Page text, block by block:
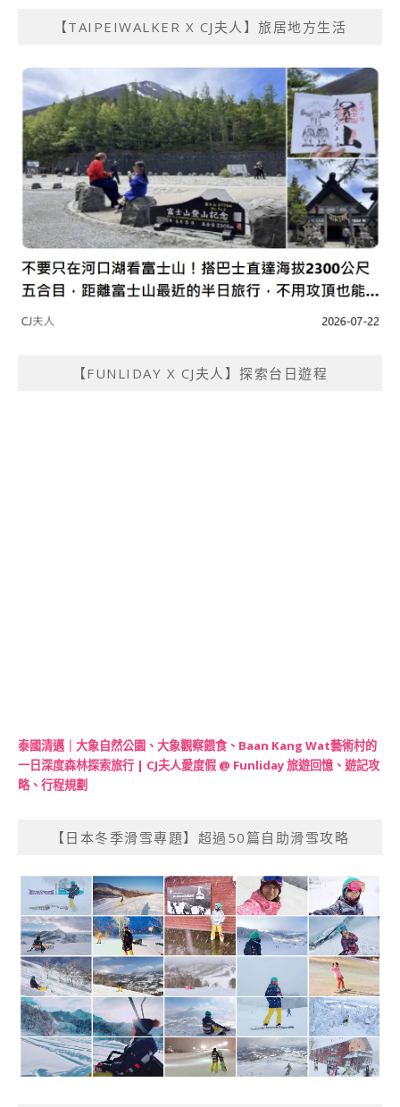
【TAIPEIWALKER X CJ夫人】旅居地方生活
【FUNLIDAY X CJ夫人】探索台日遊程
泰國清邁｜大象自然公園、大象觀察餵食、Baan Kang Wat藝術村的
一日深度森林探索旅行 | CJ夫人愛度假 @ Funliday 旅遊回憶、遊記攻
略、行程規劃
【日本冬季滑雪專題】超過50篇自助滑雪攻略